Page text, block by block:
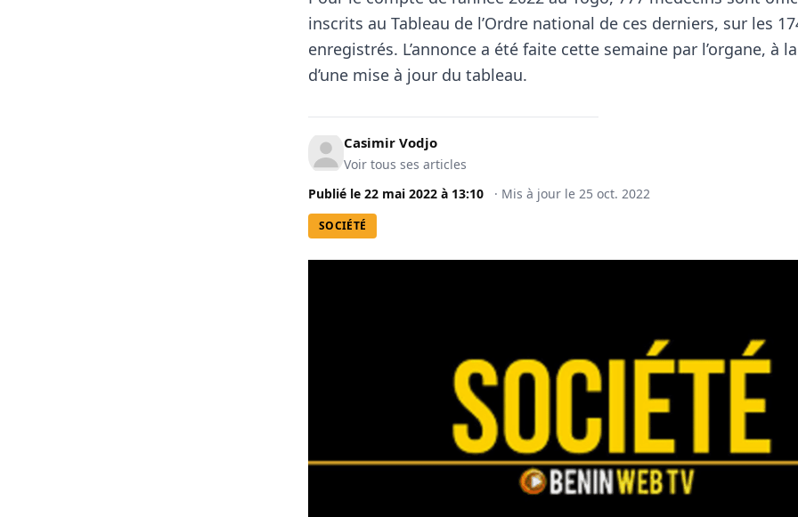
inscrits au Tableau de l’Ordre national de ces derniers, sur les
enregistrés. L’annonce a été faite cette semaine par l’organe, à
d’une mise à jour du tableau.
Casimir Vodjo
Voir tous ses articles
Publié le 22 mai 2022 à 13:10 · Mis à jour le 25 oct. 2022
SOCIÉTÉ